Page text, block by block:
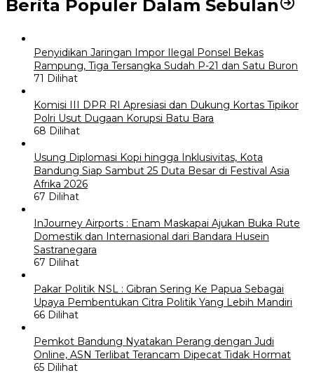
Berita Populer Dalam Sebulan
Penyidikan Jaringan Impor Ilegal Ponsel Bekas
Rampung, Tiga Tersangka Sudah P-21 dan Satu Buron
71 Dilihat
Komisi III DPR RI Apresiasi dan Dukung Kortas Tipikor
Polri Usut Dugaan Korupsi Batu Bara
68 Dilihat
Usung Diplomasi Kopi hingga Inklusivitas, Kota
Bandung Siap Sambut 25 Duta Besar di Festival Asia
Afrika 2026
67 Dilihat
InJourney Airports : Enam Maskapai Ajukan Buka Rute
Domestik dan Internasional dari Bandara Husein
Sastranegara
67 Dilihat
Pakar Politik NSL : Gibran Sering Ke Papua Sebagai
Upaya Pembentukan Citra Politik Yang Lebih Mandiri
66 Dilihat
Pemkot Bandung Nyatakan Perang dengan Judi
Online, ASN Terlibat Terancam Dipecat Tidak Hormat
65 Dilihat